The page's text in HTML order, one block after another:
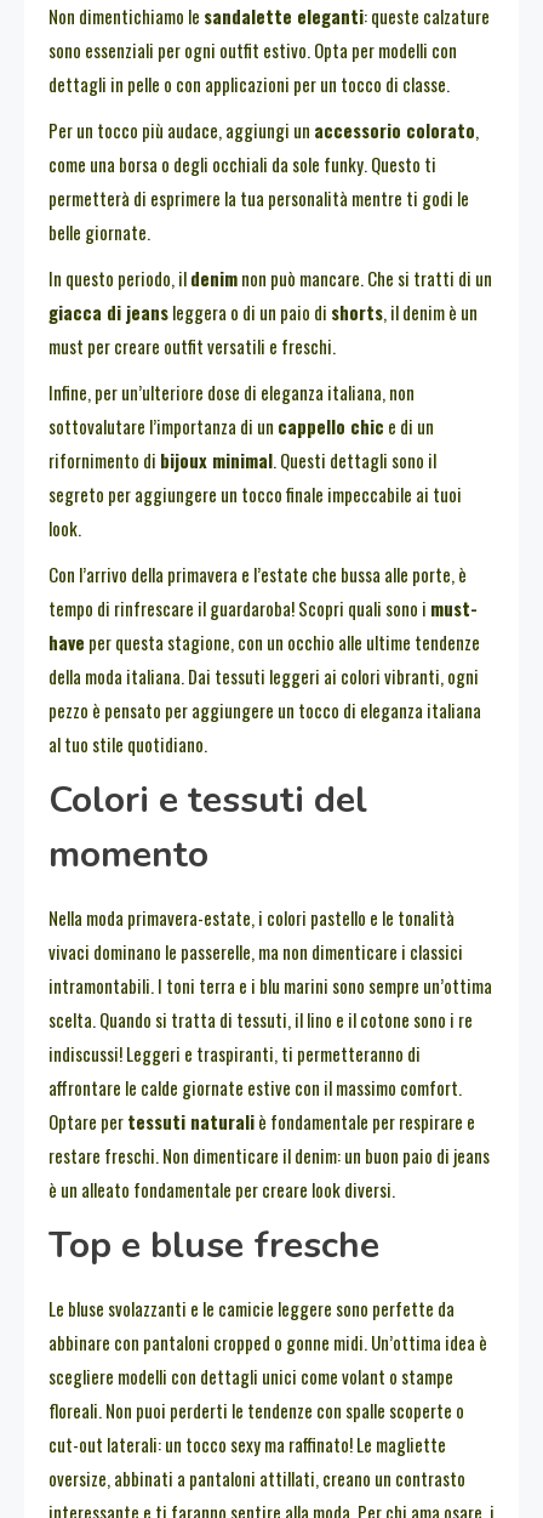
Non dimentichiamo le sandalette eleganti: queste calzature
sono essenziali per ogni outfit estivo. Opta per modelli con
dettagli in pelle o con applicazioni per un tocco di classe.
Per un tocco più audace, aggiungi un accessorio colorato,
come una borsa o degli occhiali da sole funky. Questo ti
permetterà di esprimere la tua personalità mentre ti godi le
belle giornate.
In questo periodo, ildenimnon può mancare. Che si tratti di un
giacca di jeansleggera o di un paio di shorts, il denim è un
must per creare outfit versatili e freschi.
Infine, per un’ulteriore dose di eleganza italiana, non
sottovalutare l’importanza di un cappello chic e di un
rifornimento di bijoux minimal. Questi dettagli sono il
segreto per aggiungere un tocco finale impeccabile ai tuoi
look.
Con l’arrivo della primavera e l’estate che bussa alle porte, è
tempo di rinfrescare il guardaroba! Scopri quali sono i must-
have per questa stagione, con un occhio alle ultime tendenze
della moda italiana. Dai tessuti leggeri ai colori vibranti, ogni
pezzo è pensato per aggiungere un tocco di eleganza italiana
al tuo stile quotidiano.
Colori e tessuti del
momento
Nella moda primavera-estate, i colori pastello e le tonalità
vivaci dominano le passerelle, ma non dimenticare i classici
intramontabili. I toni terra e i blu marini sono sempre un’ottima
scelta. Quando si tratta di tessuti, il lino e il cotone sono i re
indiscussi! Leggeri e traspiranti, ti permetteranno di
affrontare le calde giornate estive con il massimo comfort.
Optare pertessuti naturaliè fondamentale per respirare e
restare freschi. Non dimenticare il denim: un buon paio di jeans
è un alleato fondamentale per creare look diversi.
Top e bluse fresche
Le bluse svolazzanti e le camicie leggere sono perfette da
abbinare con pantaloni cropped o gonne midi. Un’ottima idea è
scegliere modelli con dettagli unici come volant o stampe
floreali. Non puoi perderti le tendenze con spalle scoperte o
cut-out laterali: un tocco sexy ma raffinato! Le magliette
oversize, abbinati a pantaloni attillati, creano un contrasto
interessante e ti faranno sentire alla moda. Per chi ama osare, i